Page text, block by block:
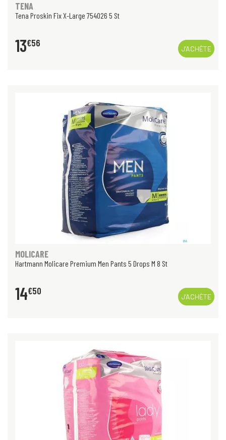
TENA
Tena Proskin Fix X-Large 754026 5 St
13€56
J’ACHÈTE
MOLICARE
Hartmann Molicare Premium Men Pants 5 Drops M 8 St
14€50
J’ACHÈTE